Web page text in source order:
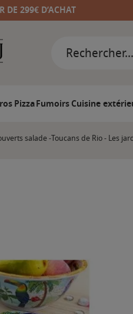
DE 299€ D’ACHAT
PizzaFumoirsCuisine
salade -Toucans de Rio - Les